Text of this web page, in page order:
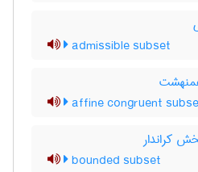
admissible subset
affine congruent
کراندار
bounded subset